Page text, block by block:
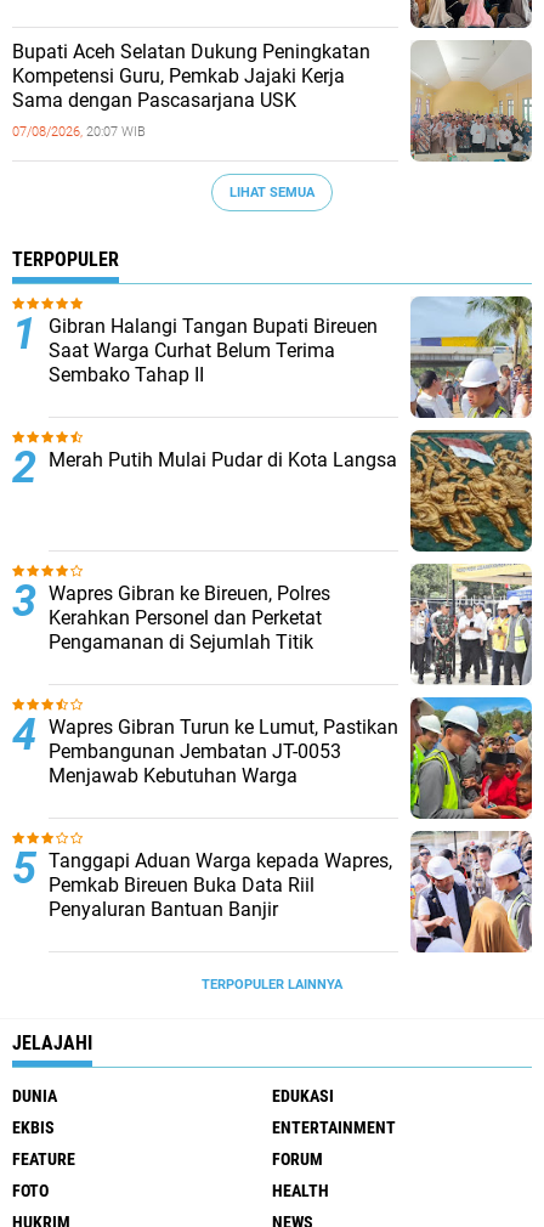
Bupati Aceh Selatan Dukung Peningkatan
Kompetensi Guru, Pemkab Jajaki Kerja
Sama dengan Pascasarjana USK
07/08/2026, 20:07 WIB
LIHAT SEMUA
TERPOPULER
Gibran Halangi Tangan Bupati Bireuen
Saat Warga Curhat Belum Terima
Sembako Tahap II
Merah Putih Mulai Pudar di Kota Langsa
Wapres Gibran ke Bireuen, Polres
Kerahkan Personel dan Perketat
Pengamanan di Sejumlah Titik
Wapres Gibran Turun ke Lumut, Pastikan
Pembangunan Jembatan JT-0053
Menjawab Kebutuhan Warga
Tanggapi Aduan Warga kepada Wapres,
Pemkab Bireuen Buka Data Riil
Penyaluran Bantuan Banjir
TERPOPULER LAINNYA
JELAJAHI
DUNIA
EDUKASI
EKBIS
ENTERTAINMENT
FEATURE
FORUM
FOTO
HEALTH
HUKRIM
NEWS